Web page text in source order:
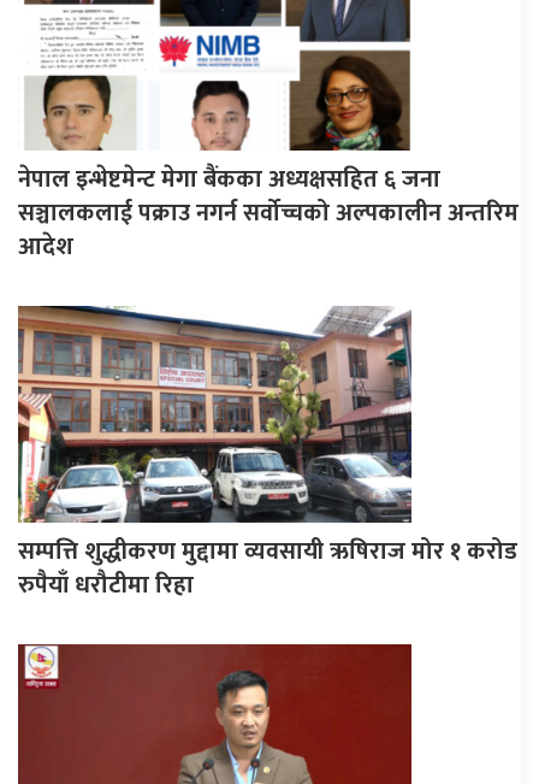
नेपाल इन्भेष्टमेन्ट मेगा बैंकका अध्यक्षसहित ६ जना
सञ्चालकलाई पक्राउ नगर्न सर्वोच्चको अल्पकालीन अन्तरिम
आदेश
सम्पत्ति शुद्धीकरण मुद्दामा व्यवसायी ऋषिराज मोर १ करोड
रुपैयाँ धरौटीमा रिहा